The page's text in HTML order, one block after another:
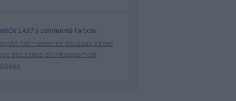
LASTa commenté l'article :
fait monter les doudous à bord
des cartes d’embarquement